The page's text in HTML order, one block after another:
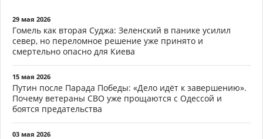
29 мая 2026
Гомель как вторая Суджа: Зеленский в панике усилил
север, но переломное решение уже принято и
смертельно опасно для Киева
15 мая 2026
Путин после Парада Победы: «Дело идёт к завершению».
Почему ветераны СВО уже прощаются с Одессой и
боятся предательства
03 мая 2026